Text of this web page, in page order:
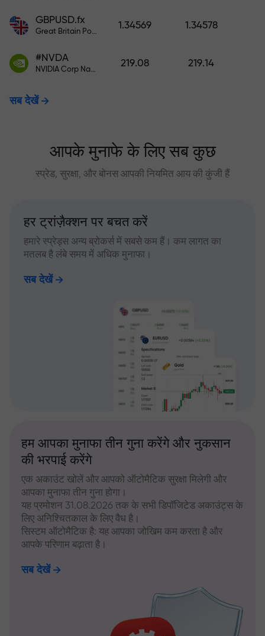
GBPUSD.fx
Great Britain Pound vs US Dollar
1.34569 1.34578
#NVDA
NVIDIA Corp Nasdaq Stock Exchange (Nasdaq) USD
219.08 219.14
सब देखें
आपके मुनाफे के लिए सब कुछ
स्प्रेड, सुरक्षा, और बोनस आपकी नियमित आय की कुंजी हैं
हर ट्रांज़ैक्शन पर बचत करें
हमारे स्प्रेड्स अन्य ब्रोकर्स में सबसे कम हैं। कम लागत का
मतलब है लंबे समय में अधिक मुनाफा।
सब देखें
हम आपका मुनाफा तीन गुना करेंगे और नुकसान
की भरपाई करेंगे
एक अकाउंट खोलें और आपको ऑटोमैटिक सुरक्षा मिलेगी और
आपका मुनाफा तीन गुना होगा।
यह प्रमोशन 31.08.2026 तक के सभी डिपॉजिटेड अकाउंट्स के
लिए अनिश्चितकाल के लिए वैध है।
सिस्टम ऑटोमैटिक है: यह आपका जोखिम कम करता है और
आपके परिणाम बढ़ाता है।
सब देखें